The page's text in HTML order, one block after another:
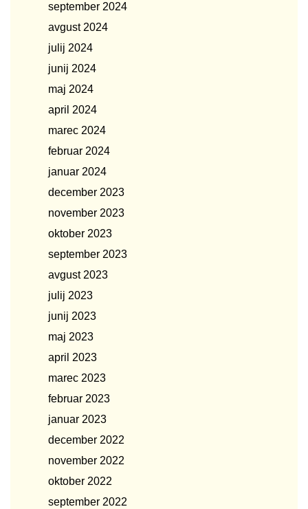
september 2024
avgust 2024
julij 2024
junij 2024
maj 2024
april 2024
marec 2024
februar 2024
januar 2024
december 2023
november 2023
oktober 2023
september 2023
avgust 2023
julij 2023
junij 2023
maj 2023
april 2023
marec 2023
februar 2023
januar 2023
december 2022
november 2022
oktober 2022
september 2022